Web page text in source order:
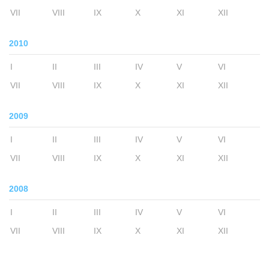
VII
VIII IX X XI XII
2010
I II III IV V
VI
VII
VIII IX X XI XII
2009
I II III IV V
VI
VII
VIII IX X XI XII
2008
I II III IV V
VI
VII
VIII IX X XI XII